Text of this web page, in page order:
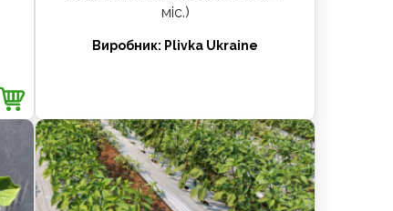
міс.)
Виробник: Plivka Ukraine